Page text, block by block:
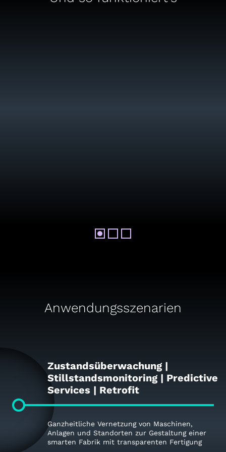
Anwendungsszenarien
Zustandsüberwachung |
Stillstandsmonitoring | Predictive
Services | Retrofit
Ganzheitliche Vernetzung von Maschinen,
Anlagen und Standorten zur Gestaltung einer
smarten Fabrik mit transparenten Fertigung